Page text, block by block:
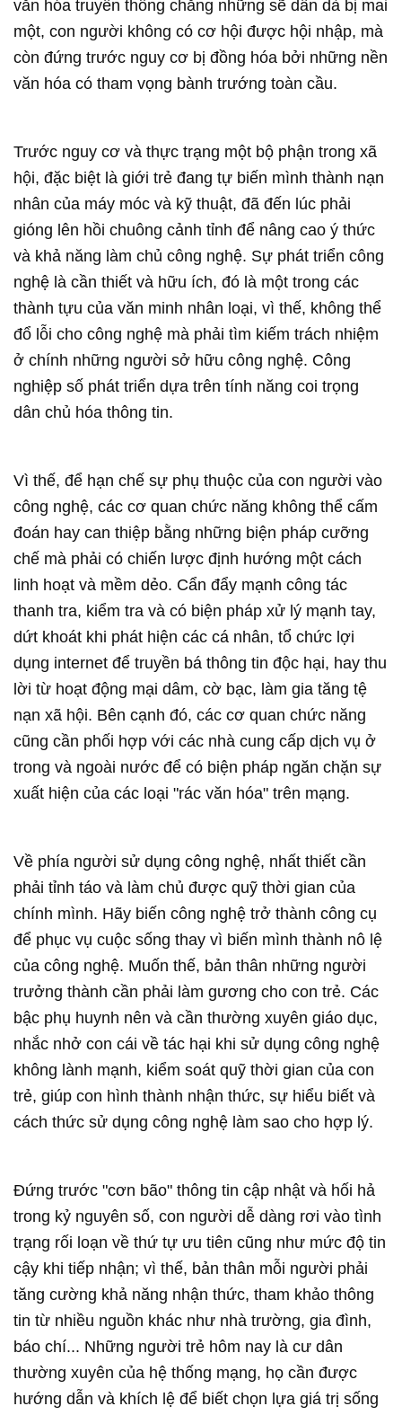
văn hóa truyền thống chẳng những sẽ dần dà bị mai
một, con người không có cơ hội được hội nhập, mà
còn đứng trước nguy cơ bị đồng hóa bởi những nền
văn hóa có tham vọng bành trướng toàn cầu.
Trước nguy cơ và thực trạng một bộ phận trong xã
hội, đặc biệt là giới trẻ đang tự biến mình thành nạn
nhân của máy móc và kỹ thuật, đã đến lúc phải
gióng lên hồi chuông cảnh tỉnh để nâng cao ý thức
và khả năng làm chủ công nghệ. Sự phát triển công
nghệ là cần thiết và hữu ích, đó là một trong các
thành tựu của văn minh nhân loại, vì thế, không thể
đổ lỗi cho công nghệ mà phải tìm kiếm trách nhiệm
ở chính những người sở hữu công nghệ. Công
nghiệp số phát triển dựa trên tính năng coi trọng
dân chủ hóa thông tin.
Vì thế, để hạn chế sự phụ thuộc của con người vào
công nghệ, các cơ quan chức năng không thể cấm
đoán hay can thiệp bằng những biện pháp cưỡng
chế mà phải có chiến lược định hướng một cách
linh hoạt và mềm dẻo. Cẩn đẩy mạnh công tác
thanh tra, kiểm tra và có biện pháp xử lý mạnh tay,
dứt khoát khi phát hiện các cá nhân, tổ chức lợi
dụng internet để truyền bá thông tin độc hại, hay thu
lời từ hoạt động mại dâm, cờ bạc, làm gia tăng tệ
nạn xã hội. Bên cạnh đó, các cơ quan chức năng
cũng cần phối hợp với các nhà cung cấp dịch vụ ở
trong và ngoài nước để có biện pháp ngăn chặn sự
xuất hiện của các loại "rác văn hóa" trên mạng.
Về phía người sử dụng công nghệ, nhất thiết cần
phải tỉnh táo và làm chủ được quỹ thời gian của
chính mình. Hãy biến công nghệ trở thành công cụ
để phục vụ cuộc sống thay vì biến mình thành nô lệ
của công nghệ. Muốn thế, bản thân những người
trưởng thành cần phải làm gương cho con trẻ. Các
bậc phụ huynh nên và cần thường xuyên giáo dục,
nhắc nhở con cái về tác hại khi sử dụng công nghệ
không lành mạnh, kiểm soát quỹ thời gian của con
trẻ, giúp con hình thành nhận thức, sự hiểu biết và
cách thức sử dụng công nghệ làm sao cho hợp lý.
Ðứng trước "cơn bão" thông tin cập nhật và hối hả
trong kỷ nguyên số, con người dễ dàng rơi vào tình
trạng rối loạn về thứ tự ưu tiên cũng như mức độ tin
cậy khi tiếp nhận; vì thế, bản thân mỗi người phải
tăng cường khả năng nhận thức, tham khảo thông
tin từ nhiều nguồn khác như nhà trường, gia đình,
báo chí... Những người trẻ hôm nay là cư dân
thường xuyên của hệ thống mạng, họ cần được
hướng dẫn và khích lệ để biết chọn lựa giá trị sống